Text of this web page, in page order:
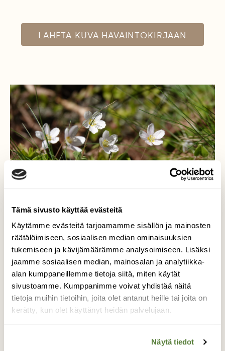
Tämä sivusto käyttää evästeitä
Käytämme evästeitä tarjoamamme sisällön ja mainosten
räätälöimiseen, sosiaalisen median ominaisuuksien
tukemiseen ja kävijämäärämme analysoimiseen. Lisäksi
jaamme sosiaalisen median, mainosalan ja analytiikka-
alan kumppaneillemme tietoja siitä, miten käytät
sivustoamme. Kumppanimme voivat yhdistää näitä
tietoja muihin tietoihin, joita olet antanut heille tai joita on
kerätty, kun olet käyttänyt heidän palvelujaan.
Näytä tiedot
LÄHETÄ KUVA HAVAINTOKIRJAAN
Käenkaalien kukat
Käenkaalit ovat alkaneet kukkia.
Valokuvaaja: Jenna Pitkänen, Helsinki 8.5.2026